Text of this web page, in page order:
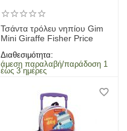
Τσάντα τρόλευ νηπίου Gim
Mini Giraffe Fisher Price
Διαθεσιμότητα:
άμεση παραλαβή/παράδοση 1
έως 3 ημέρες